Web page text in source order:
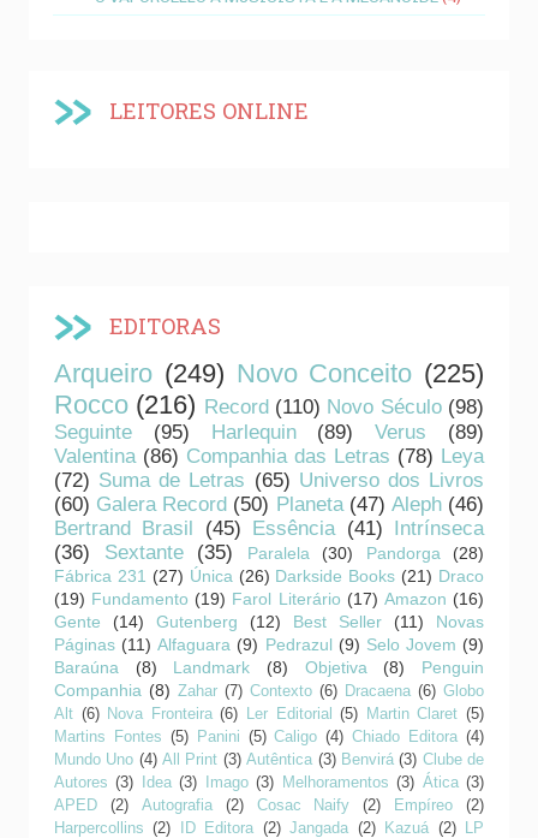
LEITORES ONLINE
EDITORAS
Arqueiro (249) Novo Conceito (225)
Rocco (216) Record (110) Novo Século (98)
Seguinte
(95) Harlequin (89) Verus
(89)
Valentina (86) Companhia das Letras (78) Leya
(72) Suma de Letras (65) Universo dos Livros
(60) Galera Record (50) Planeta (47) Aleph (46)
Bertrand Brasil
(45) Essência (41) Intrínseca
(36)
Sextante (35) Paralela (30) Pandorga
(28)
Fábrica 231 (27) Única (26) Darkside Books (21) Draco
(19) Fundamento (19) Farol Literário (17) Amazon (16)
Gente
(14) Gutenberg (12) Best Seller (11)
Novas
Páginas (11) Alfaguara (9) Pedrazul (9) Selo Jovem (9)
Baraúna
(8) Landmark (8) Objetiva (8)
Penguin
Companhia (8) Zahar (7) Contexto (6) Dracaena (6) Globo
Alt (6) Nova Fronteira (6) Ler Editorial (5) Martin Claret (5)
Martins Fontes (5) Panini (5) Caligo (4) Chiado Editora (4)
Mundo Uno (4) All Print (3) Autêntica (3) Benvirá (3) Clube de
Autores (3) Idea (3) Imago (3) Melhoramentos (3) Ática (3)
APED
(2) Autografia (2) Cosac Naify (2) Empíreo
(2)
Harpercollins
(2) ID Editora (2) Jangada (2) Kazuá (2)
LP